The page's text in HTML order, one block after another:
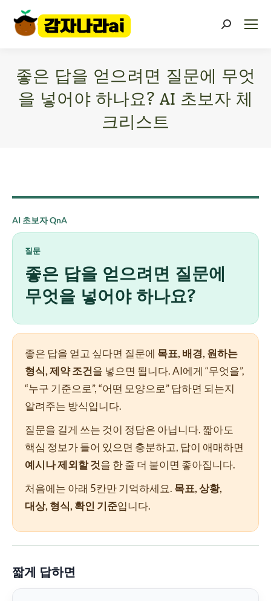
좋은 답을 얻으려면 질문에 무엇
을 넣어야 하나요? AI 초보자 체
크리스트
AI 초보자 QnA
질문
좋은 답을 얻으려면 질문에
무엇을 넣어야 하나요?
좋은 답을 얻고 싶다면 질문에 목표, 배경, 원하는
형식, 제약 조건을 넣으면 됩니다. AI에게 “무엇을”,
“누구 기준으로”, “어떤 모양으로” 답하면 되는지
알려주는 방식입니다.
질문을 길게 쓰는 것이 정답은 아닙니다. 짧아도
핵심 정보가 들어 있으면 충분하고, 답이 애매하면
예시나 제외할 것을 한 줄 더 붙이면 좋아집니다.
처음에는 아래 5칸만 기억하세요. 목표, 상황,
대상, 형식, 확인 기준입니다.
짧게 답하면